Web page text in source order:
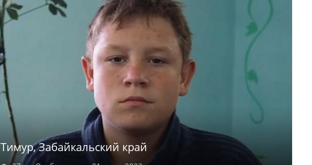
и коллективные игры. Мальчик хорошо ладит с другими детьми,
увлекается рисованием и конструированием. Артём мечтает
стать машинистом.
Тимур, Забайкальский край